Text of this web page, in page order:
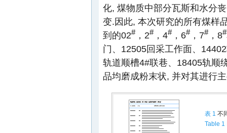
化, 煤物质中部分瓦斯和水分
变.因此, 本次研究的所有煤样
到的02# ，2# ，4# ，6# ，7# ，8#
门、12505回采工作面、
轨道顺槽4#联巷、18405轨顺
品均磨成粉末状, 并对其进行
表 1 不
Table 1